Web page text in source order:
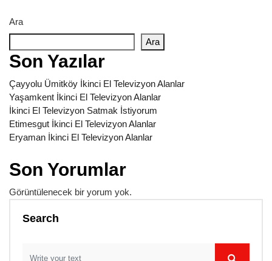
Ara
Ara
Son Yazılar
Çayyolu Ümitköy İkinci El Televizyon Alanlar
Yaşamkent İkinci El Televizyon Alanlar
İkinci El Televizyon Satmak İstiyorum
Etimesgut İkinci El Televizyon Alanlar
Eryaman İkinci El Televizyon Alanlar
Son Yorumlar
Görüntülenecek bir yorum yok.
Search